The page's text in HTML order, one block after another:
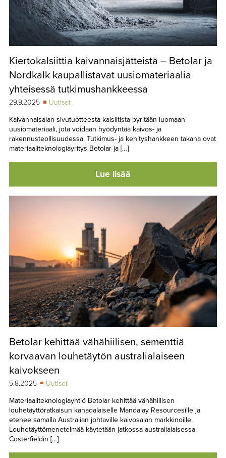
Kiertokalsiittia kaivannaisjätteistä – Betolar ja
Nordkalk kaupallistavat uusiomateriaalia
yhteisessä tutkimushankkeessa
29.9.2025
Uutiset
Kaivannaisalan sivutuotteesta kalsiitista pyritään luomaan
uusiomateriaali, jota voidaan hyödyntää kaivos- ja
rakennusteollisuudessa. Tutkimus- ja kehityshankkeen takana ovat
materiaaliteknologiayritys Betolar ja […]
Lue lisää
Betolar kehittää vähähiilisen, sementtiä
korvaavan louhetäytön australialaiseen
kaivokseen
5.8.2025
Uutiset
Materiaaliteknologiayhtiö Betolar kehittää vähähiilisen
louhetäyttöratkaisun kanadalaiselle Mandalay Resourcesille ja
etenee samalla Australian johtaville kaivosalan markkinoille.
Louhetäyttömenetelmää käytetään jatkossa australialaisessa
Costerfieldin […]